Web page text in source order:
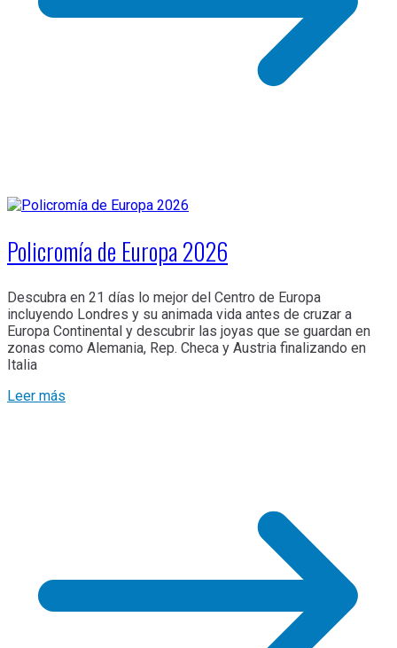
Policromía de Europa 2026
Descubra en 21 días lo mejor del Centro de Europa
incluyendo Londres y su animada vida antes de cruzar a
Europa Continental y descubrir las joyas que se guardan en
zonas como Alemania, Rep. Checa y Austria finalizando en
Italia
Leer más